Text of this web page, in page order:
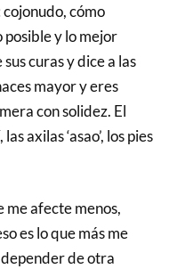
cómo
posible y lo mejor
curas y dice a las
mayor y eres
con solidez. El
axilas ‘asao’, los pies
me afecte menos,
es lo que más me
de otra